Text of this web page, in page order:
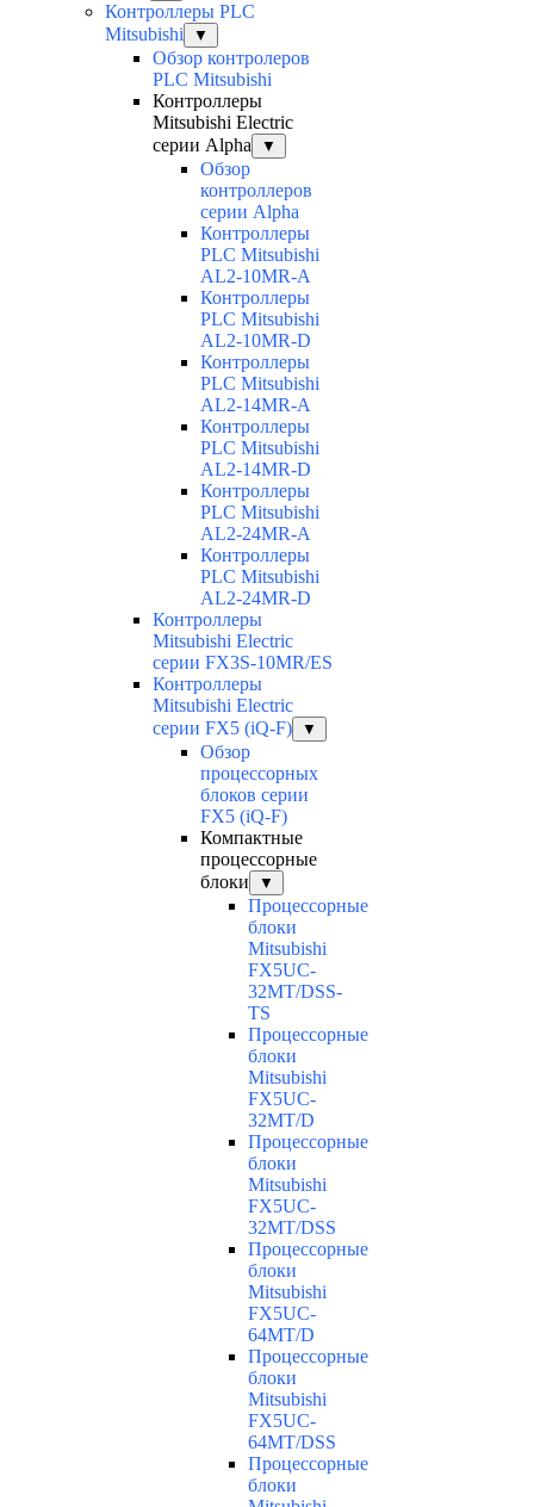
Контроллеры PLC
Mitsubishi
▼
Обзор контролеров
PLC Mitsubishi
Контроллеры
Mitsubishi Electric
серии Alpha
▼
Обзор
контроллеров
серии Alpha
Контроллеры
PLC Mitsubishi
AL2-10MR-A
Контроллеры
PLC Mitsubishi
AL2-10MR-D
Контроллеры
PLC Mitsubishi
AL2-14MR-A
Контроллеры
PLC Mitsubishi
AL2-14MR-D
Контроллеры
PLC Mitsubishi
AL2-24MR-A
Контроллеры
PLC Mitsubishi
AL2-24MR-D
Контроллеры
Mitsubishi Electric
серии FX3S-10MR/ES
Контроллеры
Mitsubishi Electric
серии FX5 (iQ-F)
▼
Обзор
процессорных
блоков серии
FX5 (iQ-F)
Компактные
процессорные
блоки
▼
Процессорные
блоки
Mitsubishi
FX5UC-
32MT/DSS-
TS
Процессорные
блоки
Mitsubishi
FX5UC-
32MT/D
Процессорные
блоки
Mitsubishi
FX5UC-
32MT/DSS
Процессорные
блоки
Mitsubishi
FX5UC-
64MT/D
Процессорные
блоки
Mitsubishi
FX5UC-
64MT/DSS
Процессорные
блоки